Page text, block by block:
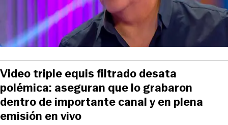
Video triple equis filtrado desata
polémica: aseguran que lo grabaron
dentro de importante canal y en plena
emisión en vivo